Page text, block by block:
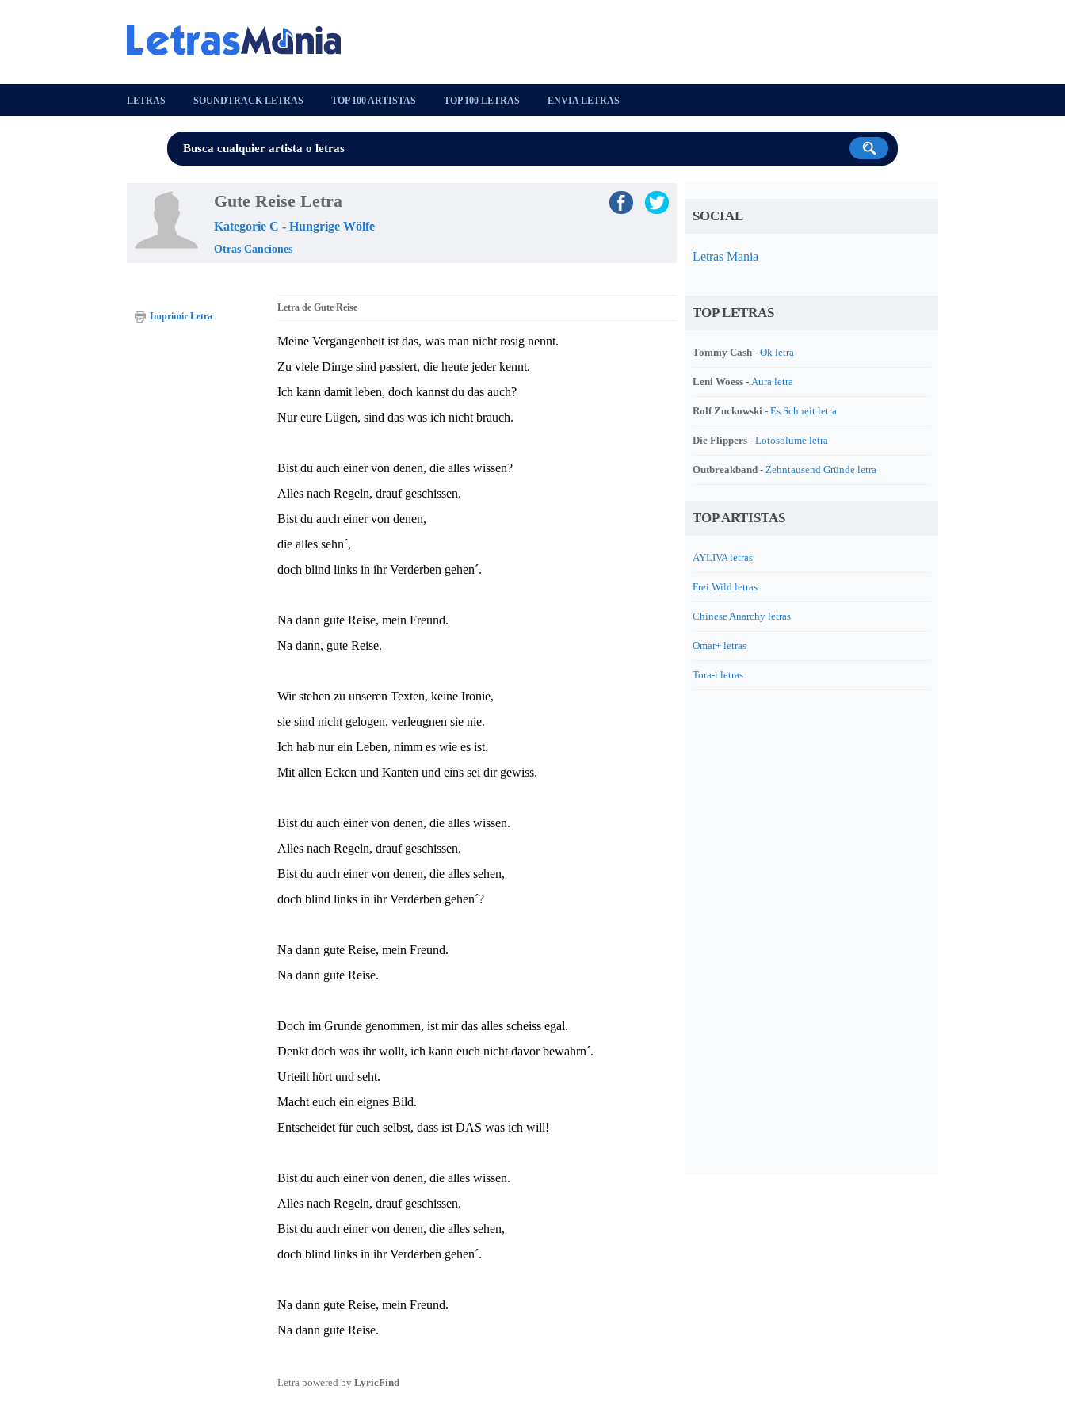
LETRAS SOUNDTRACK LETRAS TOP 100 ARTISTAS TOP 100 LETRAS ENVIA LETRAS
Gute Reise Letra
Kategorie C - Hungrige Wölfe
Otras Canciones
Letra de Gute Reise
Meine Vergangenheit ist das, was man nicht rosig nennt.
Zu viele Dinge sind passiert, die heute jeder kennt.
Ich kann damit leben, doch kannst du das auch?
Nur eure Lügen, sind das was ich nicht brauch.
Bist du auch einer von denen, die alles wissen?
Alles nach Regeln, drauf geschissen.
Bist du auch einer von denen,
die alles sehn´,
doch blind links in ihr Verderben gehen´.
Na dann gute Reise, mein Freund.
Na dann, gute Reise.
Wir stehen zu unseren Texten, keine Ironie,
sie sind nicht gelogen, verleugnen sie nie.
Ich hab nur ein Leben, nimm es wie es ist.
Mit allen Ecken und Kanten und eins sei dir gewiss.
Bist du auch einer von denen, die alles wissen.
Alles nach Regeln, drauf geschissen.
Bist du auch einer von denen, die alles sehen,
doch blind links in ihr Verderben gehen´?
Na dann gute Reise, mein Freund.
Na dann gute Reise.
Doch im Grunde genommen, ist mir das alles scheiss egal.
Denkt doch was ihr wollt, ich kann euch nicht davor bewahrn´.
Urteilt hört und seht.
Macht euch ein eignes Bild.
Entscheidet für euch selbst, dass ist DAS was ich will!
Bist du auch einer von denen, die alles wissen.
Alles nach Regeln, drauf geschissen.
Bist du auch einer von denen, die alles sehen,
doch blind links in ihr Verderben gehen´.
Na dann gute Reise, mein Freund.
Na dann gute Reise.
Letra powered by LyricFind
Imprimir Letra
SOCIAL
Letras Mania
TOP LETRAS
Tommy Cash - Ok letra
Leni Woess - Aura letra
Rolf Zuckowski - Es Schneit letra
Die Flippers - Lotosblume letra
Outbreakband - Zehntausend Gründe letra
TOP ARTISTAS
AYLIVA letras
Frei.Wild letras
Chinese Anarchy letras
Omar+ letras
Tora-i letras